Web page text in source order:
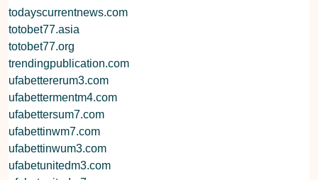
todayscurrentnews.com
totobet77.asia
totobet77.org
trendingpublication.com
ufabettererum3.com
ufabettermentm4.com
ufabettersum7.com
ufabettinwm7.com
ufabettinwum3.com
ufabetunitedm3.com